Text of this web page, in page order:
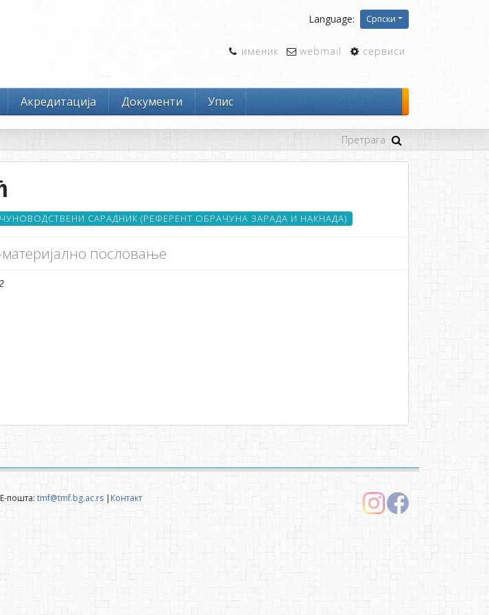
Language: Српски
именик webmail сервиси
Акредитација Документи Упис
САРАДНИК (РЕФЕРЕНТ ОБРАЧУНА ЗАРАДА И НАКНАДА)
пословање
пошта: tmf@tmf.bg.ac.rs | Контакт